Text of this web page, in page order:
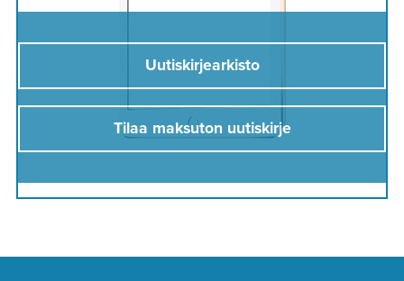
Uutiskirjearkisto
Tilaa maksuton uutiskirje